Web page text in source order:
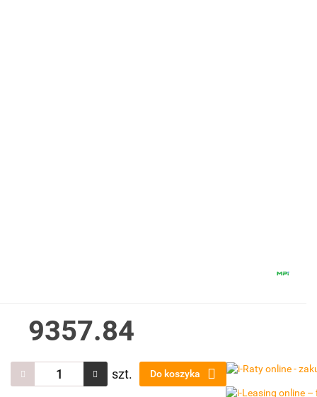
9357.84
szt. Do koszyka